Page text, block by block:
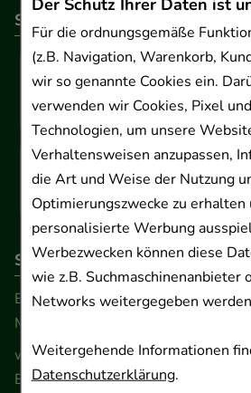
Der Schutz Ihrer Daten ist
Für die ordnungsgemäße
(z.B. Navigation, Warenkorb,
wir so genannte Cookies ein.
verwenden wir Cookies, Pixel
Technologien, um unsere
Verhaltensweisen anzupassen,
die Art und Weise der Nutzung
Optimierungszwecke zu erhalten
personalisierte Werbung
Werbezwecken können diese
wie z.B. Suchmaschinenanbieter
Networks weitergegeben
Weitergehende Informationen
Datenschutzerklärung.
So können Sie bezahlen
So erreichen Sie uns
Beratung und Kundenservice:
Montag - Freitag von 9.00 bis 17.00
www.ApoSalis.de· E-Mail:
Ernst-August-Platz 2 · 30159